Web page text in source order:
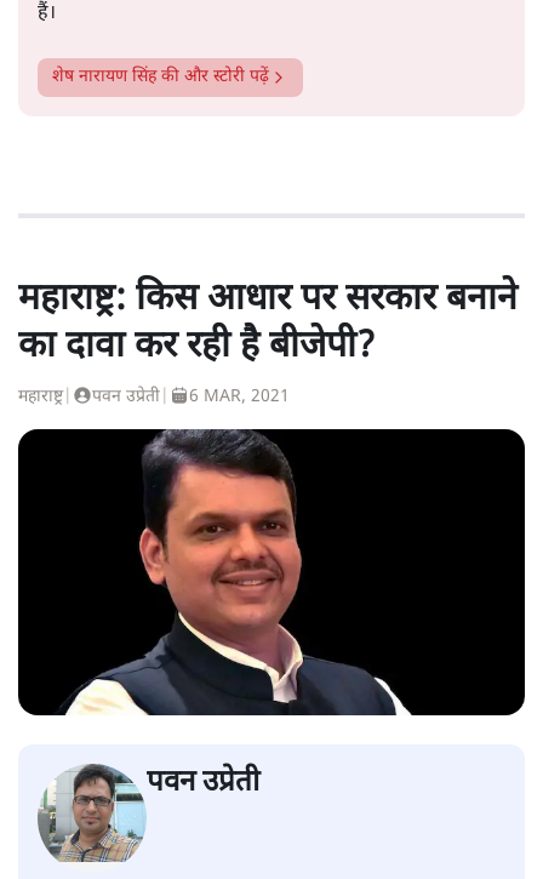
हैं।
शेष नारायण सिंहकी और स्टोरी पढ़ें
महाराष्ट्र: किस आधार पर सरकार बनाने
का दावा कर रही है बीजेपी?
महाराष्ट्र| पवन उप्रेती 6 MAR, 2021
पवन उप्रेती